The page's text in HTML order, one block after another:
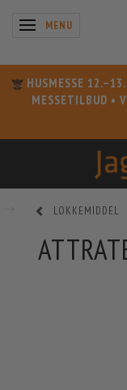
SKIFTE NAVIGATION
MENU
HUSMESSE
MESSETILBUD •
LOKKEMIDDEL